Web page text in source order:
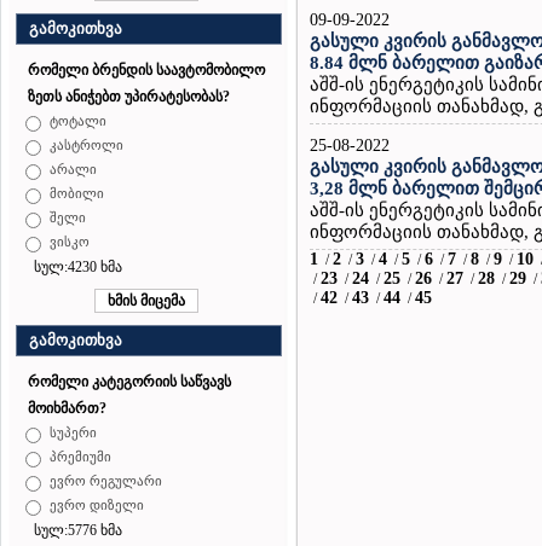
გამოკითხვა
რომელი ბრენდის საავტომობილო
ზეთს ანიჭებთ უპირატესობას?
ტოტალი
კასტროლი
არალი
მობილი
შელი
ვისკო
სულ:4230 ხმა
გამოკითხვა
რომელი კატეგორიის საწვავს
მოიხმართ?
სუპერი
პრემიუმი
ევრო რეგულარი
ევრო დიზელი
სულ:5776 ხმა
09-09-2022
გასული კვირის
8.84 მლნ ბარელით
აშშ-ის ენერგეტიკის
ინფორმაციის თანახმად,
25-08-2022
გასული კვირის
3,28 მლნ ბარელით
აშშ-ის ენერგეტიკის
ინფორმაციის თანახმად,
1 / 2 / 3 / 4 / 5 / 6 / 7 / 8 / 9 / 10
/ 23 / 24 / 25 / 26 / 27 / 28 / 29 /
/ 42 / 43 / 44 / 45